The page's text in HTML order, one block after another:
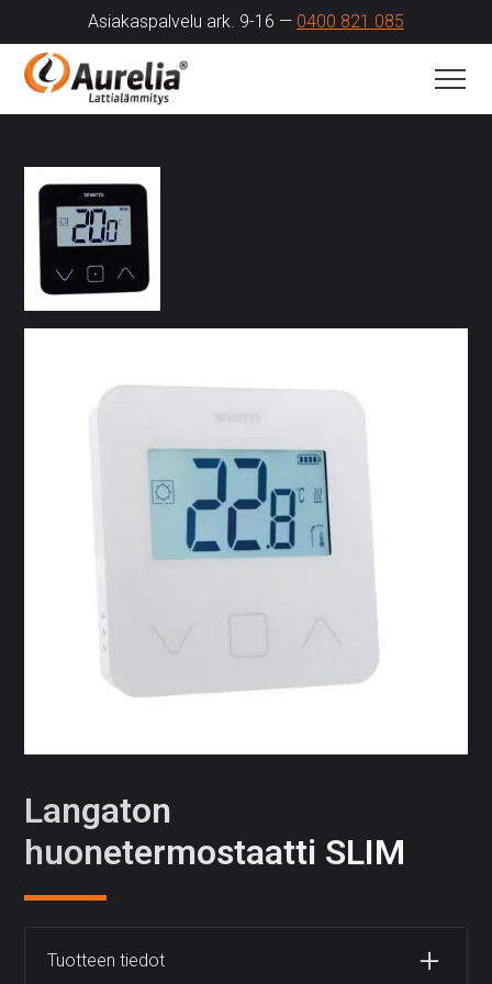
Asiakaspalvelu ark. 9-16 — 0400 821 085
Langaton
huonetermostaatti SLIM
Tuotteen tiedot